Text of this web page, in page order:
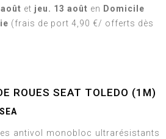
et jeu. 13 août en Domicile
(frais de port 4,90 €/ offerts dès
ROUES SEAT TOLEDO (1M)
antivol monobloc ultrarésistants